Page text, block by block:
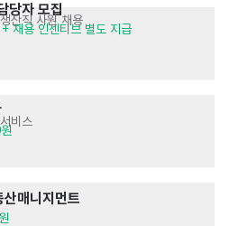
당자 모집
산직 사원 채용
채용 인센티브 별도 지급
비스
매니지먼트